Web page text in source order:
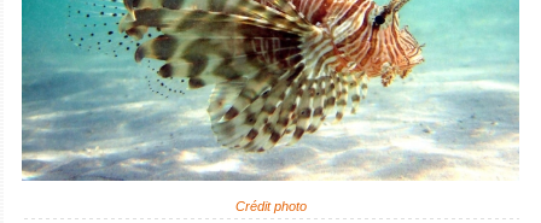
Crédit photo